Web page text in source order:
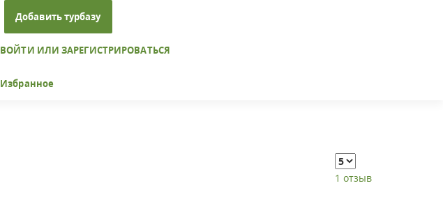
Добавить турбазу
ВОЙТИ ИЛИ ЗАРЕГИСТРИРОВАТЬСЯ
Избранное
1 отзыв